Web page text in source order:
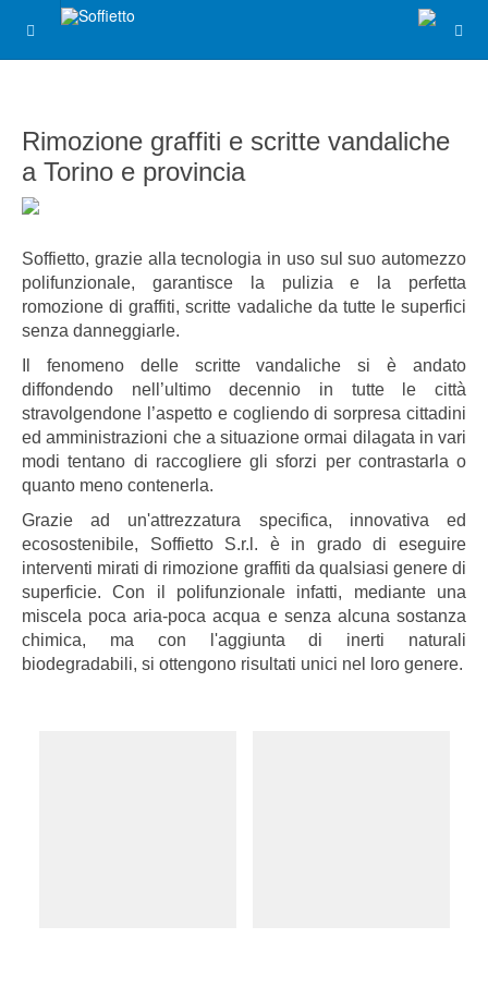
Rimozione graffiti e scritte vandaliche
a Torino e provincia
Soffietto, grazie alla tecnologia in uso sul suo automezzo
polifunzionale, garantisce la pulizia e la perfetta
romozione di graffiti, scritte vadaliche da tutte le superfici
senza danneggiarle.
Il fenomeno delle scritte vandaliche si è andato
diffondendo nell’ultimo decennio in tutte le città
stravolgendone l’aspetto e cogliendo di sorpresa cittadini
ed amministrazioni che a situazione ormai dilagata in vari
modi tentano di raccogliere gli sforzi per contrastarla o
quanto meno contenerla.
Grazie ad un'attrezzatura specifica, innovativa ed
ecosostenibile, Soffietto S.r.l. è in grado di eseguire
interventi mirati di rimozione graffiti da qualsiasi genere di
superficie. Con il polifunzionale infatti, mediante una
miscela poca aria-poca acqua e senza alcuna sostanza
chimica, ma con l'aggiunta di inerti naturali
biodegradabili, si ottengono risultati unici nel loro genere.